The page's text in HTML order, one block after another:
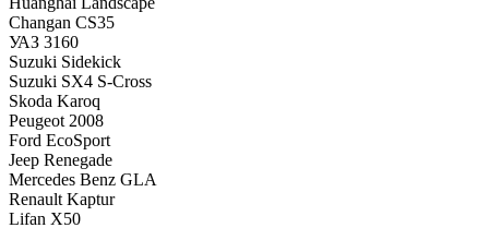
Changan CS35
УАЗ 3160
Suzuki Sidekick
Suzuki SX4 S-Cross
Skoda Karoq
Peugeot 2008
Ford EcoSport
Jeep Renegade
Mercedes Benz GLA
Renault Kaptur
Lifan X50